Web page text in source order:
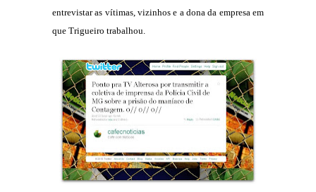
entrevistar as vítimas, vizinhos e a dona da empresa em
que Trigueiro trabalhou.